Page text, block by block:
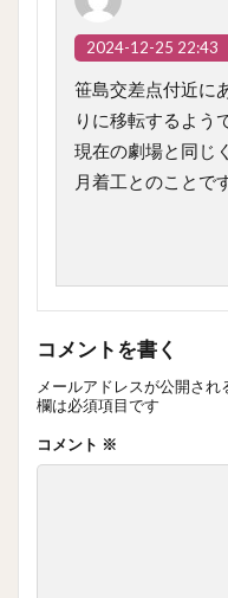
2024-12-25 22:43
笹島交差点付近に
りに移転するよう
現在の劇場と同じ
月着工とのことで
コメントを書く
メールアドレスが公開され
欄は必須項目です
コメント ※